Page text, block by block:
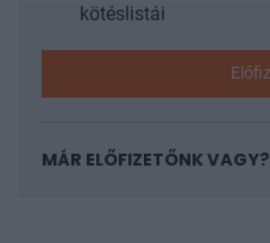
kötéslistái
MÁR ELŐFIZETŐNK VAGY?